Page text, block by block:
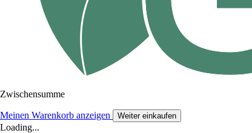
Zwischensumme
Meinen Warenkorb anzeigen Weiter einkaufen
Loading...